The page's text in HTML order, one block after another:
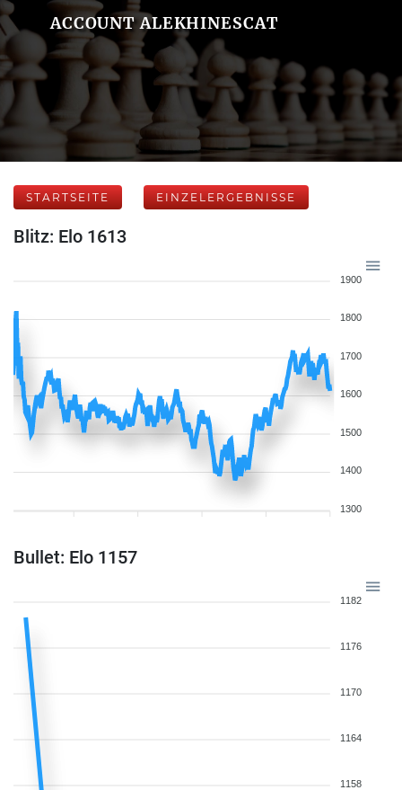
ACCOUNT ALEKHINESCAT
STARTSEITE EINZELERGEBNISSE
Blitz: Elo 1613
1900
1800
1700
1600
1500
1400
1300
Bullet: Elo 1157
1182
1176
1170
1164
1158